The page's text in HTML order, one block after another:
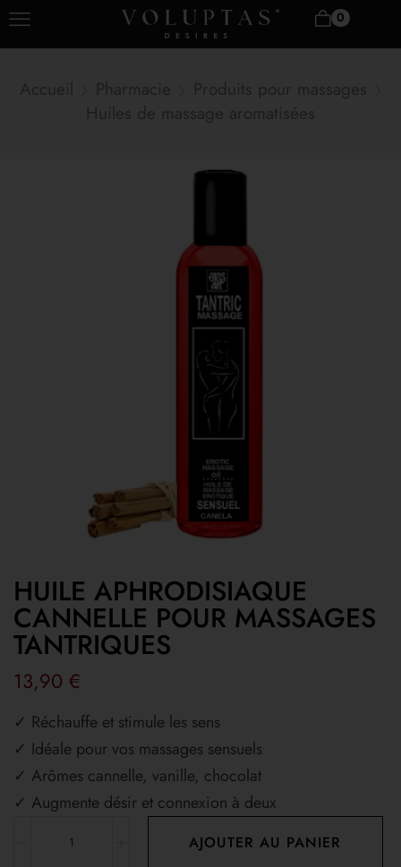
0
HUILE APHRODISIAQUE
CANNELLE POUR MASSAGES
TANTRIQUES
13,90 €
✓ Réchauffe et stimule les sens
✓ Idéale pour vos massages sensuels
✓ Arômes cannelle, vanille, chocolat
✓ Augmente désir et connexion à deux
AJOUTER AU PANIER